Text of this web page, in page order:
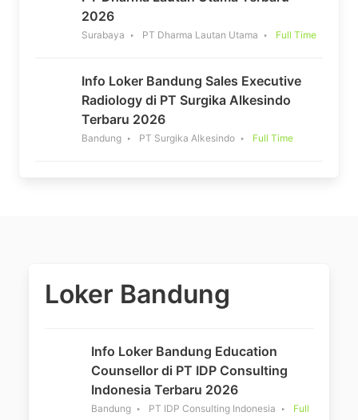
2026
Surabaya PT Dharma Lautan Utama Full Time
Info Loker Bandung Sales Executive
Radiology di PT Surgika Alkesindo
Terbaru 2026
Bandung PT Surgika Alkesindo Full Time
Loker Bandung
Info Loker Bandung Education
Counsellor di PT IDP Consulting
Indonesia Terbaru 2026
Bandung PT IDP Consulting Indonesia
Full